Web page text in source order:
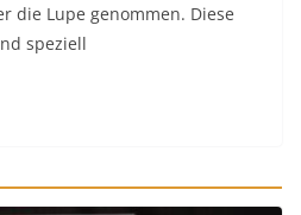
die Lupe genommen. Diese
speziell